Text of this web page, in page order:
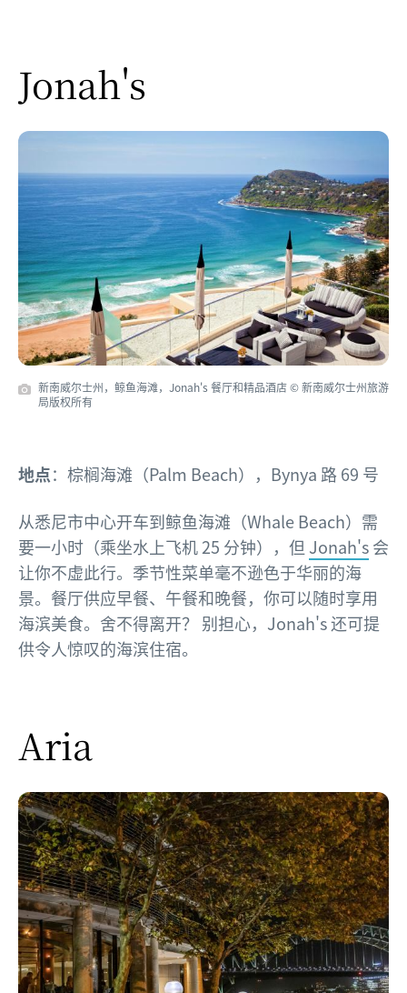
Jonah's
新南威尔士州，鲸鱼海滩，Jonah's 餐厅和精品酒店 © 新南威尔士州旅游
局版权所有
地点：棕榈海滩（Palm Beach），Bynya 路 69 号
从悉尼市中心开车到鲸鱼海滩（Whale Beach）需
要一小时（乘坐水上飞机 25 分钟），但 Jonah's会
让你不虚此行。季节性菜单毫不逊色于华丽的海
景。餐厅供应早餐、午餐和晚餐，你可以随时享用
海滨美食。舍不得离开？ 别担心，Jonah's 还可提
供令人惊叹的海滨住宿。
Aria